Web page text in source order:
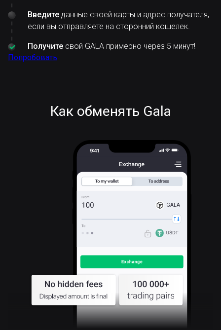
Введите данные своей карты и адрес получателя,
если вы отправляете на сторонний кошелек.
Получите свой GALA примерно через 5 минут!
Попробовать
Как обменять Gala
GALA